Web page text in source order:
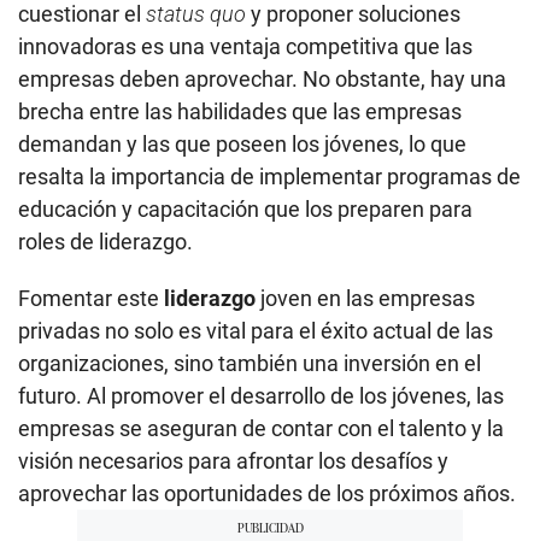
cuestionar el status quo y proponer soluciones
innovadoras es una ventaja competitiva que las
empresas deben aprovechar. No obstante, hay una
brecha entre las habilidades que las empresas
demandan y las que poseen los jóvenes, lo que
resalta la importancia de implementar programas de
educación y capacitación que los preparen para
roles de liderazgo.
Fomentar este liderazgo joven en las empresas
privadas no solo es vital para el éxito actual de las
organizaciones, sino también una inversión en el
futuro. Al promover el desarrollo de los jóvenes, las
empresas se aseguran de contar con el talento y la
visión necesarios para afrontar los desafíos y
aprovechar las oportunidades de los próximos años.